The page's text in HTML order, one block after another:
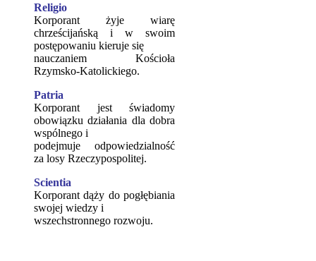
Religio
Korporant żyje wiarę
chrześcijańską i w swoim
postępowaniu kieruje się
nauczaniem Kościoła
Rzymsko-Katolickiego.
Patria
Korporant jest świadomy
obowiązku działania dla dobra
wspólnego i
podejmuje odpowiedzialność
za losy Rzeczypospolitej.
Scientia
Korporant dąży do pogłębiania
swojej wiedzy i
wszechstronnego rozwoju.